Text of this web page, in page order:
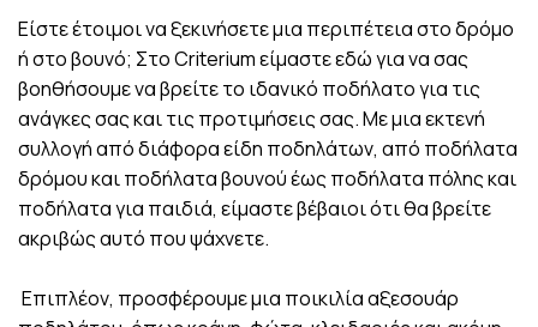
Είστε έτοιμοι να ξεκινήσετε μια περιπέτεια στο δρόμο
ή στο βουνό; Στο Criterium είμαστε εδώ για να σας
βοηθήσουμε να βρείτε το ιδανικό ποδήλατο για τις
ανάγκες σας και τις προτιμήσεις σας. Με μια εκτενή
συλλογή από διάφορα είδη ποδηλάτων, από ποδήλατα
δρόμου και ποδήλατα βουνού έως ποδήλατα πόλης και
ποδήλατα για παιδιά, είμαστε βέβαιοι ότι θα βρείτε
ακριβώς αυτό που ψάχνετε.
Επιπλέον, προσφέρουμε μια ποικιλία αξεσουάρ